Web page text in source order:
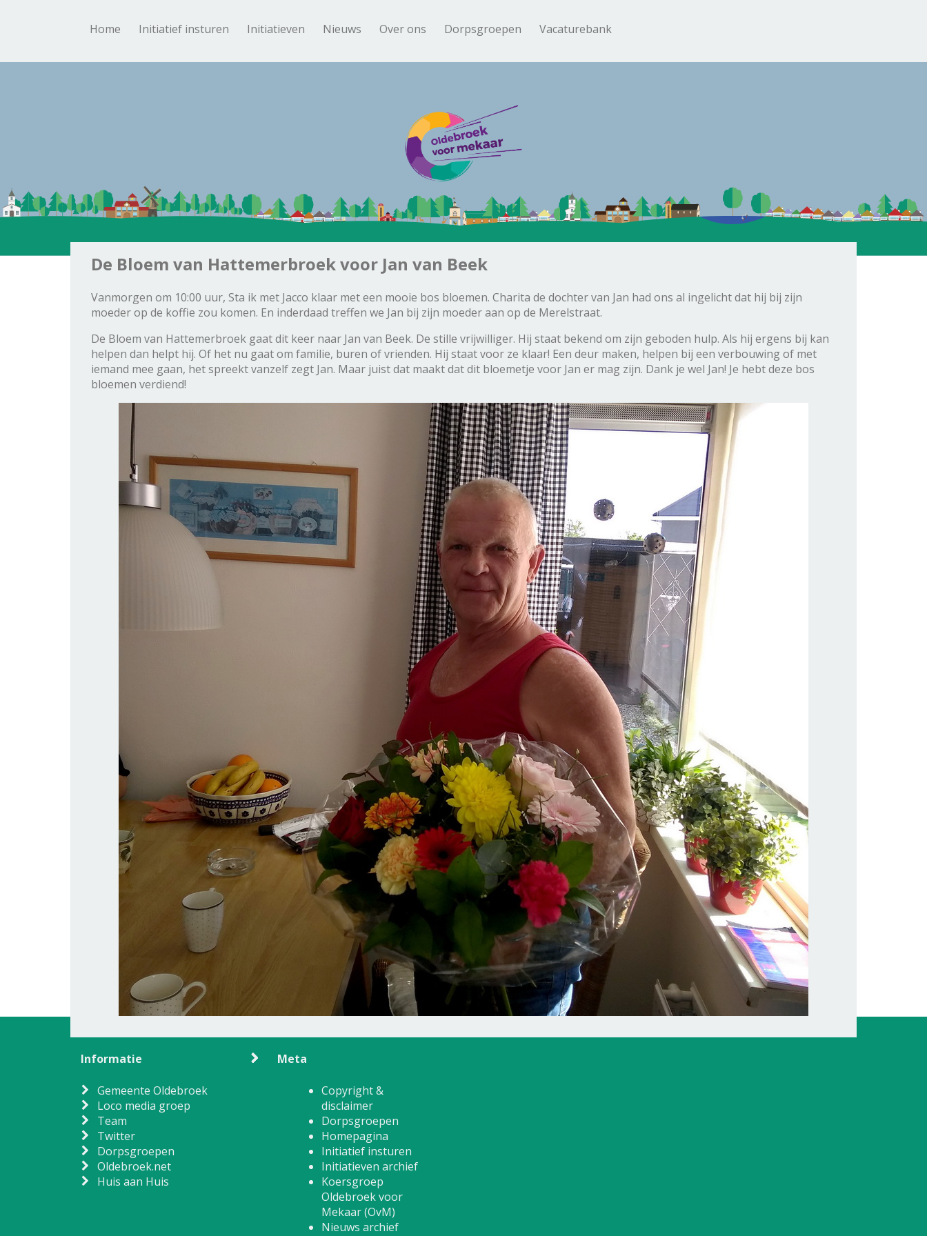
Home Initiatief insturen Initiatieven Nieuws Over ons Dorpsgroepen Vacaturebank
De Bloem van Hattemerbroek voor Jan van Beek
Vanmorgen om 10:00 uur, Sta ik met Jacco klaar met een mooie bos bloemen. Charita de dochter van Jan had ons al ingelicht dat hij bij zijn
moeder op de koffie zou komen. En inderdaad treffen we Jan bij zijn moeder aan op de Merelstraat.
De Bloem van Hattemerbroek gaat dit keer naar Jan van Beek. De stille vrijwilliger. Hij staat bekend om zijn geboden hulp. Als hij ergens bij kan
helpen dan helpt hij. Of het nu gaat om familie, buren of vrienden. Hij staat voor ze klaar! Een deur maken, helpen bij een verbouwing of met
iemand mee gaan, het spreekt vanzelf zegt Jan. Maar juist dat maakt dat dit bloemetje voor Jan er mag zijn. Dank je wel Jan! Je hebt deze bos
bloemen verdiend!
Informatie
Gemeente Oldebroek
Loco media groep
Team
Twitter
Dorpsgroepen
Oldebroek.net
Huis aan Huis
Meta
Copyright &
disclaimer
Dorpsgroepen
Homepagina
Initiatief insturen
Initiatieven archief
Koersgroep
Oldebroek voor
Mekaar (OvM)
Nieuws archief